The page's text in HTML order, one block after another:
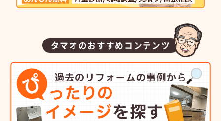
タマオのおすすめコンテンツ